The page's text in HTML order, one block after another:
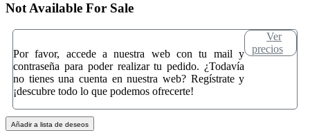
Not Available For Sale
Por favor, accede a nuestra web con tu mail y
contraseña para poder realizar tu pedido. ¿Todavía
no tienes una cuenta en nuestra web? Regístrate y
¡descubre todo lo que podemos ofrecerte!
Ver
precios
Añadir a lista de deseos